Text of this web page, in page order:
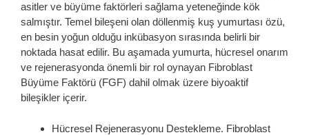
asitler ve büyüme faktörleri sağlama yeteneğinde kök
salmıştır. Temel bileşeni olan döllenmiş kuş yumurtası özü,
en besin yoğun olduğu inkübasyon sırasında belirli bir
noktada hasat edilir. Bu aşamada yumurta, hücresel onarım
ve rejenerasyonda önemli bir rol oynayan Fibroblast
Büyüme Faktörü (FGF) dahil olmak üzere biyoaktif
bileşikler içerir.
Hücresel Rejenerasyonu Destekleme. Fibroblast